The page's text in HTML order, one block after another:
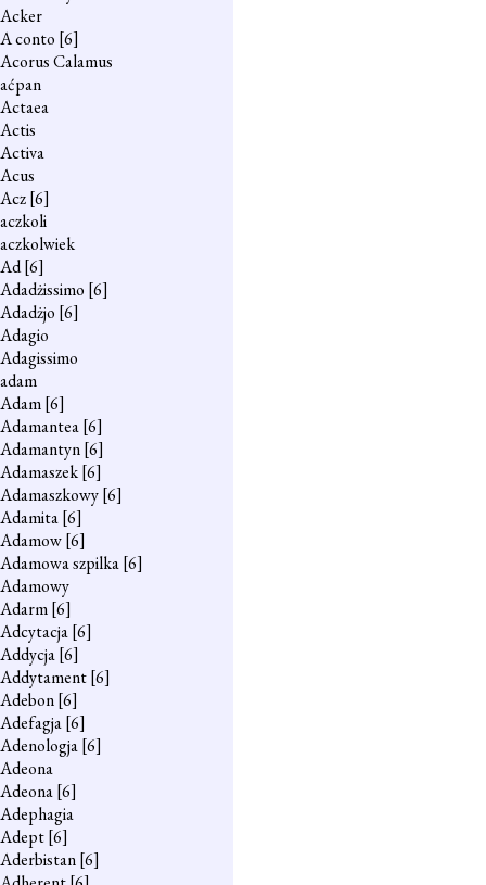
Acker
A conto [6]
Acorus Calamus
aćpan
Actaea
Actis
Activa
Acus
Acz[6]
aczkoli
aczkolwiek
Ad[6]
Adadżissimo [6]
Adadżjo [6]
Adagio
Adagissimo
adam
Adam[6]
Adamantea[6]
Adamantyn[6]
Adamaszek[6]
Adamaszkowy[6]
Adamita[6]
Adamow[6]
Adamowa szpilka[6]
Adamowy
Adarm[6]
Adcytacja[6]
Addycja[6]
Addytament[6]
Adebon[6]
Adefagja[6]
Adenologja[6]
Adeona
Adeona[6]
Adephagia
Adept[6]
Aderbistan[6]